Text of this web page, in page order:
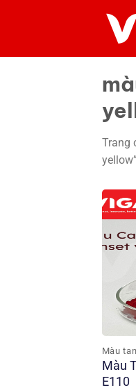
nội
Trang
yellow”
Màu
Màu
E110